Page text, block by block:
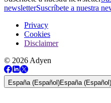
newsletterSuscríbete a nuestra
Privacy
Cookies
Disclaimer
© 2026 Adyen
España (Español)España (Español)